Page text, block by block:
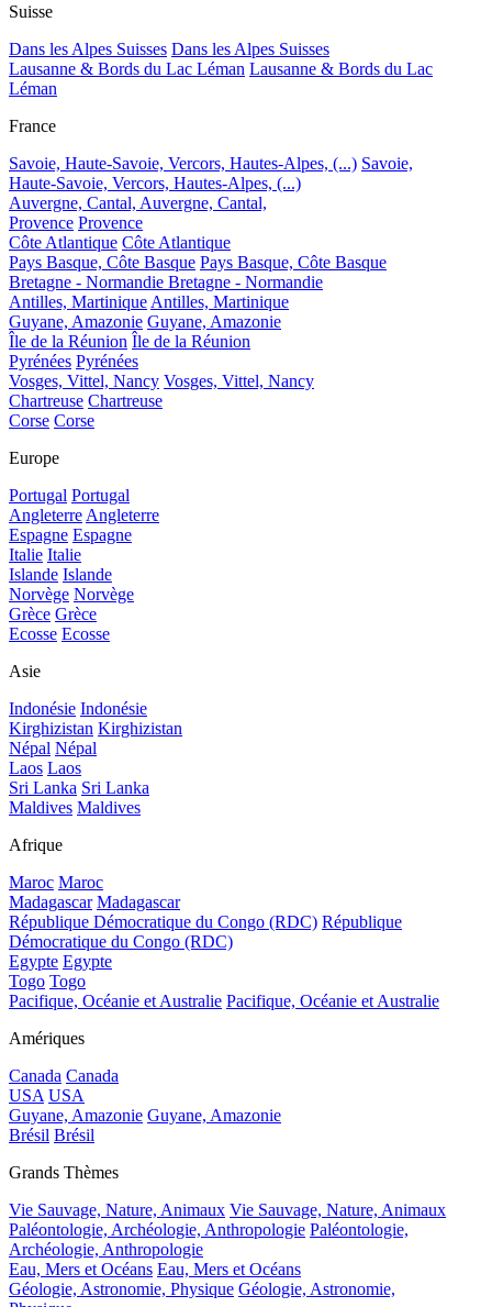
Suisse
Dans les Alpes Suisses Dans les Alpes Suisses
Lausanne & Bords du Lac Léman Lausanne & Bords du Lac
Léman
France
Savoie, Haute-Savoie, Vercors, Hautes-Alpes, (...) Savoie,
Haute-Savoie, Vercors, Hautes-Alpes, (...)
Auvergne, Cantal, Auvergne, Cantal,
Provence Provence
Côte Atlantique Côte Atlantique
Pays Basque, Côte Basque Pays Basque, Côte Basque
Bretagne - Normandie Bretagne - Normandie
Antilles, Martinique Antilles, Martinique
Guyane, Amazonie Guyane, Amazonie
Île de la Réunion Île de la Réunion
Pyrénées Pyrénées
Vosges, Vittel, Nancy Vosges, Vittel, Nancy
Chartreuse Chartreuse
Corse Corse
Europe
Portugal Portugal
Angleterre Angleterre
Espagne Espagne
Italie Italie
Islande Islande
Norvège Norvège
Grèce Grèce
Ecosse Ecosse
Asie
Indonésie Indonésie
Kirghizistan Kirghizistan
Népal Népal
Laos Laos
Sri Lanka Sri Lanka
Maldives Maldives
Afrique
Maroc Maroc
Madagascar Madagascar
République Démocratique du Congo (RDC) République
Démocratique du Congo (RDC)
Egypte Egypte
Togo Togo
Pacifique, Océanie et Australie Pacifique, Océanie et Australie
Amériques
Canada Canada
USA USA
Guyane, Amazonie Guyane, Amazonie
Brésil Brésil
Grands Thèmes
Vie Sauvage, Nature, Animaux Vie Sauvage, Nature, Animaux
Paléontologie, Archéologie, Anthropologie Paléontologie,
Archéologie, Anthropologie
Eau, Mers et Océans Eau, Mers et Océans
Géologie, Astronomie, Physique Géologie, Astronomie,